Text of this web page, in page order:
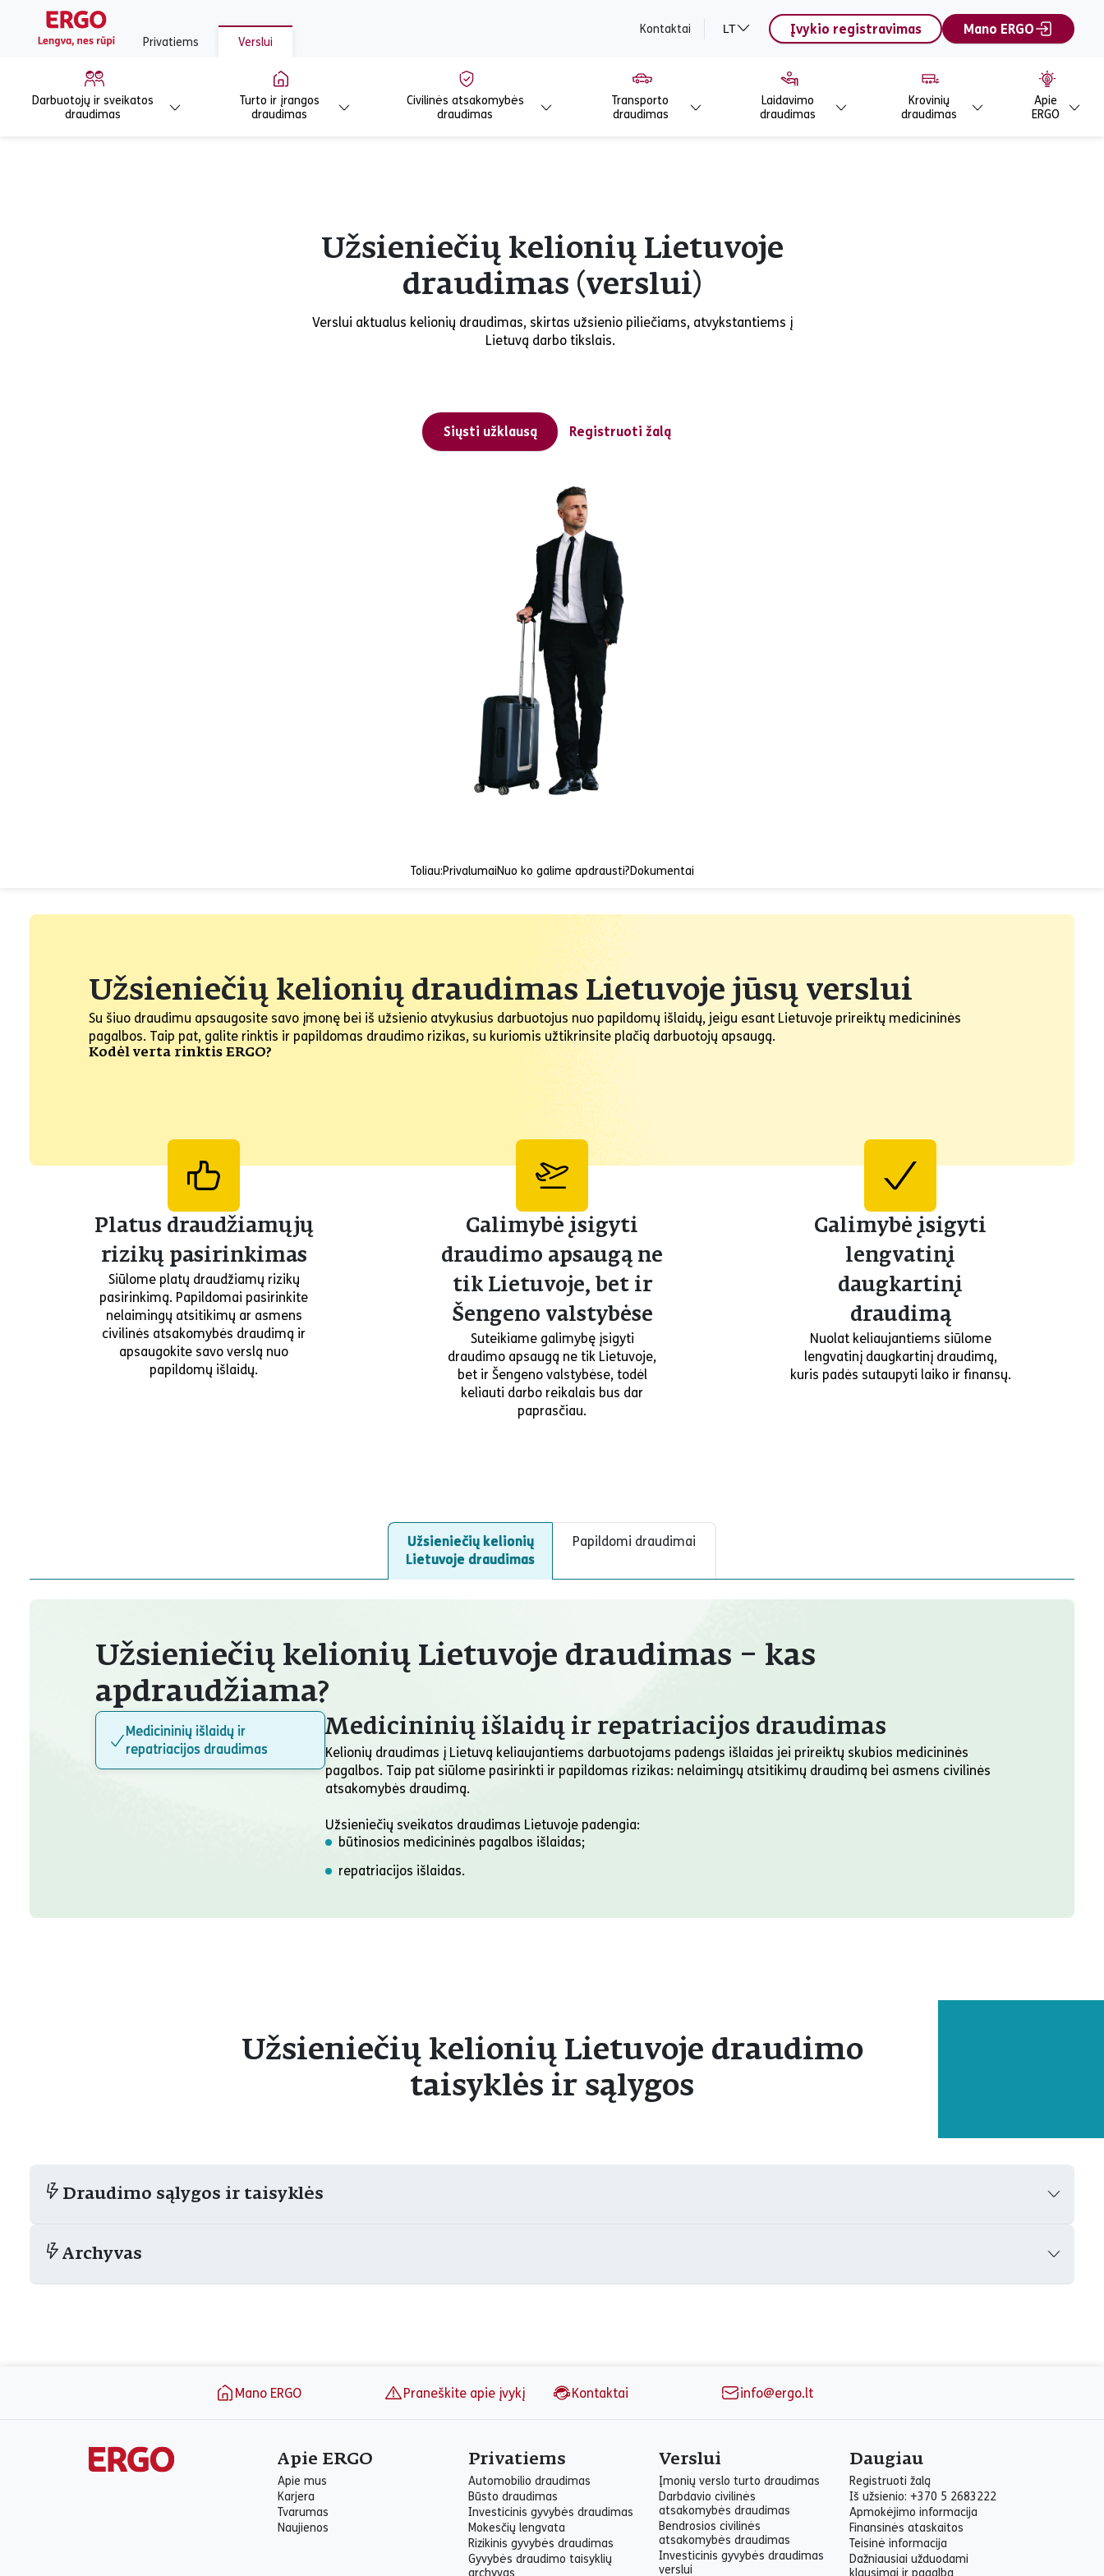
Privatiems Verslui
Kontaktai LT Įvykio registravimas Mano ERGO
Darbuotojų ir sveikatos
draudimas
Turto ir įrangos
draudimas
Civilinės atsakomybės
draudimas
Transporto
draudimas
Laidavimo
draudimas
Krovinių
draudimas
Apie
ERGO
Užsieniečių kelionių Lietuvoje
draudimas (verslui)
Verslui aktualus kelionių draudimas, skirtas užsienio piliečiams, atvykstantiems į
Lietuvą darbo tikslais.
Siųsti užklausą Registruoti žalą
Toliau:PrivalumaiNuo ko galime apdrausti?Dokumentai
Užsieniečių kelionių draudimas Lietuvoje jūsų verslui
Su šiuo draudimu apsaugosite savo įmonę bei iš užsienio atvykusius darbuotojus nuo papildomų išlaidų, jeigu esant Lietuvoje prireiktų medicininės
pagalbos. Taip pat, galite rinktis ir papildomas draudimo rizikas, su kuriomis užtikrinsite plačią darbuotojų apsaugą.
Kodėl verta rinktis ERGO?
Platus draudžiamųjų
rizikų pasirinkimas
Siūlome platų draudžiamų rizikų
pasirinkimą. Papildomai pasirinkite
nelaimingų atsitikimų ar asmens
civilinės atsakomybės draudimą ir
apsaugokite savo verslą nuo
papildomų išlaidų.
Galimybė įsigyti
draudimo apsaugą ne
tik Lietuvoje, bet ir
Šengeno valstybėse
Suteikiame galimybę įsigyti
draudimo apsaugą ne tik Lietuvoje,
bet ir Šengeno valstybėse, todėl
keliauti darbo reikalais bus dar
paprasčiau.
Galimybė įsigyti
lengvatinį
daugkartinį
draudimą
Nuolat keliaujantiems siūlome
lengvatinį daugkartinį draudimą,
kuris padės sutaupyti laiko ir finansų.
Užsieniečių kelionių
Lietuvoje draudimas
Papildomi draudimai
Užsieniečių kelionių Lietuvoje draudimas – kas
apdraudžiama?
Medicininių išlaidų ir
repatriacijos draudimas
Medicininių išlaidų ir repatriacijos draudimas
Kelionių draudimas į Lietuvą keliaujantiems darbuotojams padengs išlaidas jei prireiktų skubios medicininės
pagalbos. Taip pat siūlome pasirinkti ir papildomas rizikas: nelaimingų atsitikimų draudimą bei asmens civilinės
atsakomybės draudimą.
Užsieniečių sveikatos draudimas Lietuvoje padengia:
būtinosios medicininės pagalbos išlaidas;
repatriacijos išlaidas.
Užsieniečių kelionių Lietuvoje draudimo
taisyklės ir sąlygos
Draudimo sąlygos ir taisyklės
Archyvas
Puslapio apačiaMano ERGO Praneškite apie įvykį Kontaktai info@ergo.lt
Apie ERGO
Apie mus
Karjera
Tvarumas
Naujienos
Privatiems
Automobilio draudimas
Būsto draudimas
Investicinis gyvybės draudimas
Mokesčių lengvata
Rizikinis gyvybės draudimas
Gyvybės draudimo taisyklių
archyvas
Verslui
Įmonių verslo turto draudimas
Darbdavio civilinės
atsakomybės draudimas
Bendrosios civilinės
atsakomybės draudimas
Investicinis gyvybės draudimas
verslui
Daugiau
Registruoti žalą
Iš užsienio: +370 5 2683222
Apmokėjimo informacija
Finansinės ataskaitos
Teisinė informacija
Dažniausiai užduodami
klausimai ir pagalba